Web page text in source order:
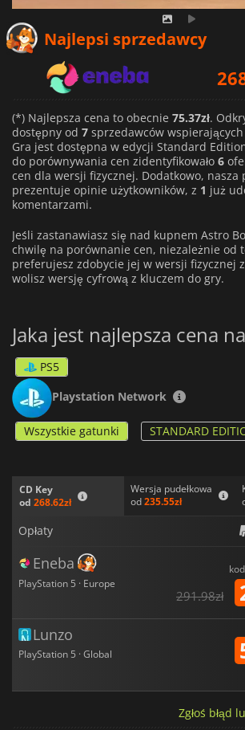
Najlepsi sprzedawcy
(*) Najlepsza cena to obecnie 75.37zł.
dostępny od 7 sprzedawców wspierających
Gra jest dostępna w edycji Standard
do porównywania cen zidentyfikowało 6
cen dla wersji fizycznej. Dodatkowo, nasza
prezentuje opinie użytkowników, z 1 już
komentarzami.
Jeśli zastanawiasz się nad kupnem Astro
chwilę na porównanie cen, niezależnie od
preferujesz zdobycie jej w wersji fizycznej
wolisz wersję cyfrową z kluczem do gry.
Jaka jest najlepsza cena
PS5
Playstation Network
Wszystkie gatunki STANDARD
CD Key
od 268.62zł
Wersja pudełkowa
od235.55zł
Opłaty
Eneba
PlayStation 5 · Europe
291.98zł
Lunzo
PlayStation 5 · Global
Zgłoś błąd